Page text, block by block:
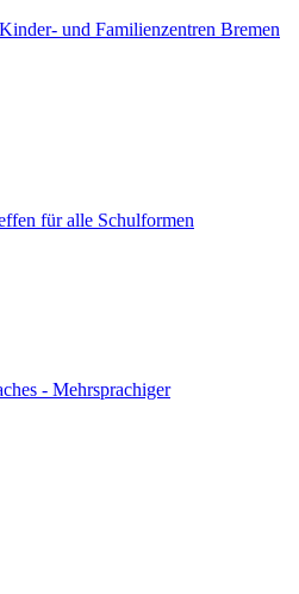
und Familienzentren Bremen
für alle Schulformen
- Mehrsprachiger